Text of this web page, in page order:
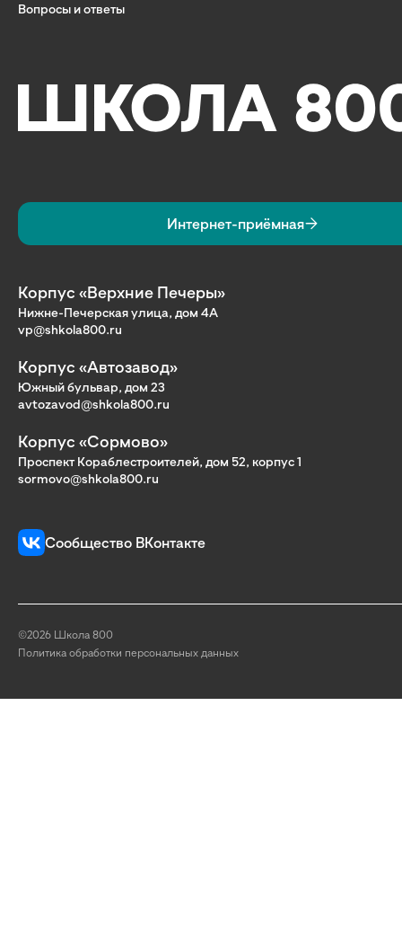
Вопросы и ответы
Интернет-приёмная
Корпус «Верхние Печеры»
Нижне-Печерская улица, дом 4А
vp@shkola800.ru
Корпус «Автозавод»
Южный бульвар, дом 23
avtozavod@shkola800.ru
Корпус «Сормово»
Проспект Кораблестроителей, дом 52, корпус 1
sormovo@shkola800.ru
Сообщество ВКонтакте
©2026 Школа 800
Политика обработки персональных данных